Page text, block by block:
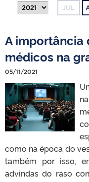
OUVIDORIA
TELEFONES
JUL
A importância
médicos na
05/11/2021
como na época do
também por isso,
advindas do raso